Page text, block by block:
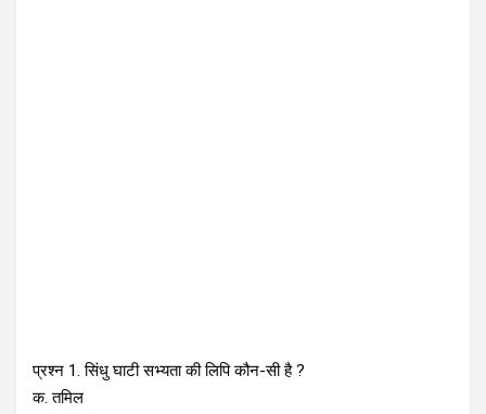
प्रश्न 1. सिंधु घाटी सभ्यता की लिपि कौन-सी है ?
क. तमिल